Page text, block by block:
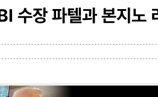
수장 파텔과 본지노